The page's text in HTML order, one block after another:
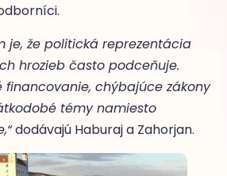
je, že politická reprezentácia
hrozieb často podceňuje.
financovanie, chýbajúce zákony
témy namiesto
dodávajú Haburaj a Zahorjan.